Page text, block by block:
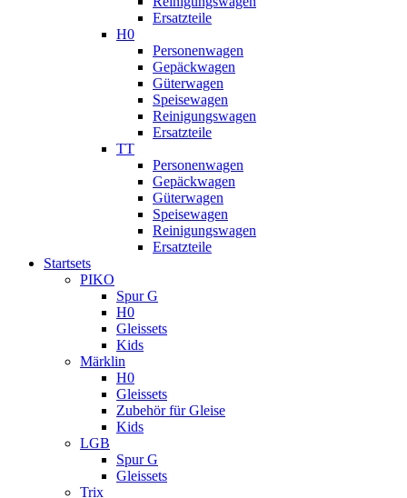
Ersatzteile
H0
Personenwagen
Gepäckwagen
Güterwagen
Speisewagen
Reinigungswagen
Ersatzteile
TT
Personenwagen
Gepäckwagen
Güterwagen
Speisewagen
Reinigungswagen
Ersatzteile
Startsets
PIKO
Spur G
H0
Gleissets
Kids
Märklin
H0
Gleissets
Zubehör für Gleise
Kids
LGB
Spur G
Gleissets
Trix